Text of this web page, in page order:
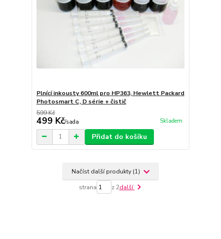
Plnící inkousty 600ml pro HP363, Hewlett Packard
Photosmart C, D série + čistič
599 Kč
499 Kč/sada Skladem
Přidat do košíku
Načíst další produkty (1)
strana z 2další